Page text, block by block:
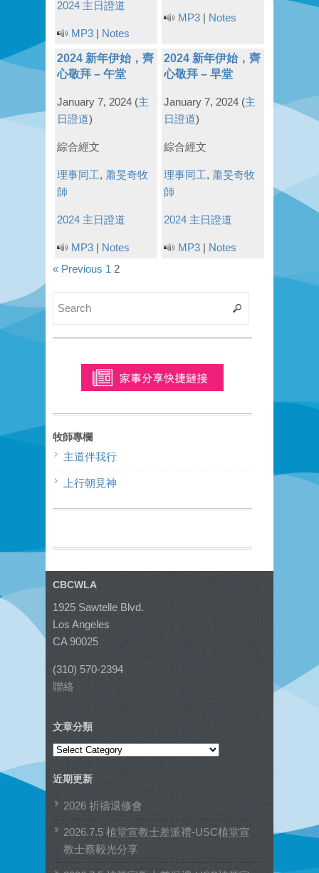
2024 主日證道
MP3 | Notes
MP3 | Notes
2024 新年伊始，齊
心敬拜 – 午堂
January 7, 2024 (主
日證道)
綜合經文
理事同工, 蕭旻奇牧
師
2024 主日證道
MP3 | Notes
2024 新年伊始，齊
心敬拜 – 早堂
January 7, 2024 (主
日證道)
綜合經文
理事同工, 蕭旻奇牧
師
2024 主日證道
MP3 | Notes
« Previous 1 2
牧師專欄
主道伴我行
上行朝見神
CBCWLA
1925 Sawtelle Blvd.
Los Angeles
CA 90025
(310) 570-2394
聯絡
文章分類
文
分
類
近期更新
2026 祈禱退修會
2026.7.5 植堂宣教士差派禮-USC植堂宣
教士蔡毅光分享